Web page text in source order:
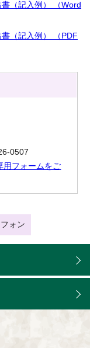
（記入例） （Word
（記入例） （PDF
0507
用フォームをご
ォン